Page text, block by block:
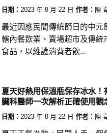
一次看
日期： 2023 年 8 月 22 日 作者： 陳
最近因應民間傳統節日的中
轄內餐飲業、賣場超市及傳統
食品，以維護消費者飲...
夏天好熱用保溫瓶保存冰水
臟科醫師一次解析正確使用觀
日期： 2023 年 8 月 22 日 作者： 陳